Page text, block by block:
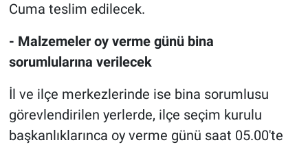
Cuma teslim edilecek.
- Malzemeler oy verme günü bina
sorumlularına verilecek
İl ve ilçe merkezlerinde ise bina sorumlusu
görevlendirilen yerlerde, ilçe seçim kurulu
başkanlıklarınca oy verme günü saat 05.00'te